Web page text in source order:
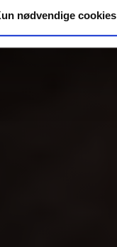
nødvendige cookies